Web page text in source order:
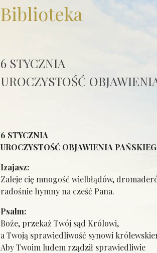
Biblioteka
6 STYCZNIA
UROCZYSTOŚĆ
6 STYCZNIA
UROCZYSTOŚĆ OBJAWIENIA
Izajasz:
Zaleje cię mnogość wielbłądów,
radośnie hymny na cześć Pana.
Psalm:
Boże, przekaż Twój sąd Królowi,
a Twoją sprawiedliwość synowi
Aby Twoim ludem rządził sprawiedliwie